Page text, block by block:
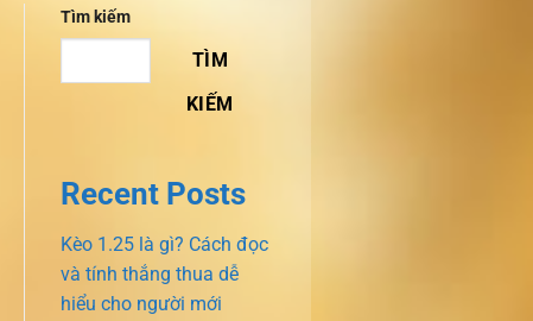
Tìm kiếm
TÌM
KIẾM
Recent Posts
Kèo 1.25 là gì? Cách đọc
và tính thắng thua dễ
hiểu cho người mới